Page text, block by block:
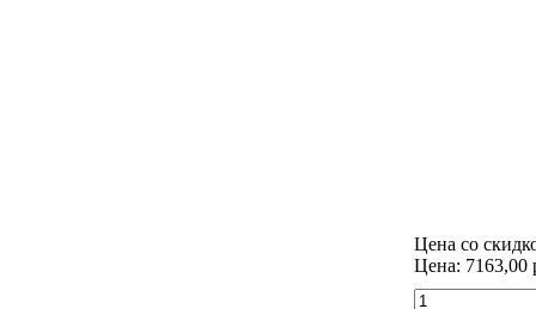
Цена со
Цена: 7163,00